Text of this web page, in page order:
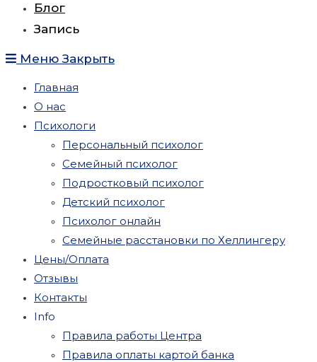
Блог
Запись
Меню Закрыть
Главная
О нас
Психологи
Персональный психолог
Семейный психолог
Подростковый психолог
Детский психолог
Психолог онлайн
Семейные расстановки по Хеллингеру
Цены/Оплата
Отзывы
Контакты
Info
Правила работы Центра
Правила оплаты картой банка